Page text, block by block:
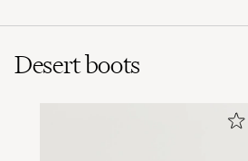
Desert boots